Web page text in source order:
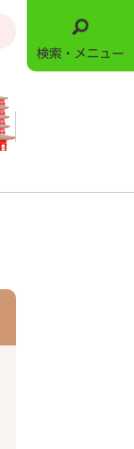
検索・メニュー